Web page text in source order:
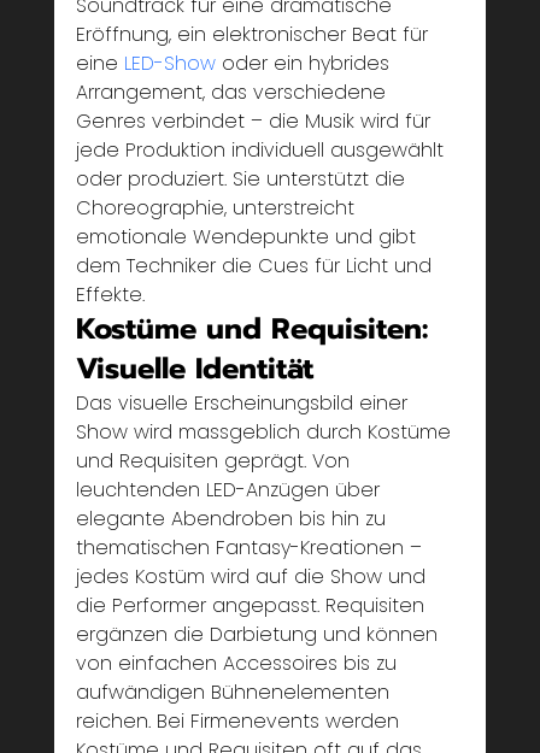
Eröffnung, ein elektronischer Beat für
eine LED-Show oder ein hybrides
Arrangement, das verschiedene
Genres verbindet – die Musik wird für
jede Produktion individuell ausgewählt
oder produziert. Sie unterstützt die
Choreographie, unterstreicht
emotionale Wendepunkte und gibt
dem Techniker die Cues für Licht und
Effekte.
Kostüme und Requisiten:
Visuelle Identität
Das visuelle Erscheinungsbild einer
Show wird massgeblich durch Kostüme
und Requisiten geprägt. Von
leuchtenden LED-Anzügen über
elegante Abendroben bis hin zu
thematischen Fantasy-Kreationen –
jedes Kostüm wird auf die Show und
die Performer angepasst. Requisiten
ergänzen die Darbietung und können
von einfachen Accessoires bis zu
aufwändigen Bühnenelementen
reichen. Bei Firmenevents werden